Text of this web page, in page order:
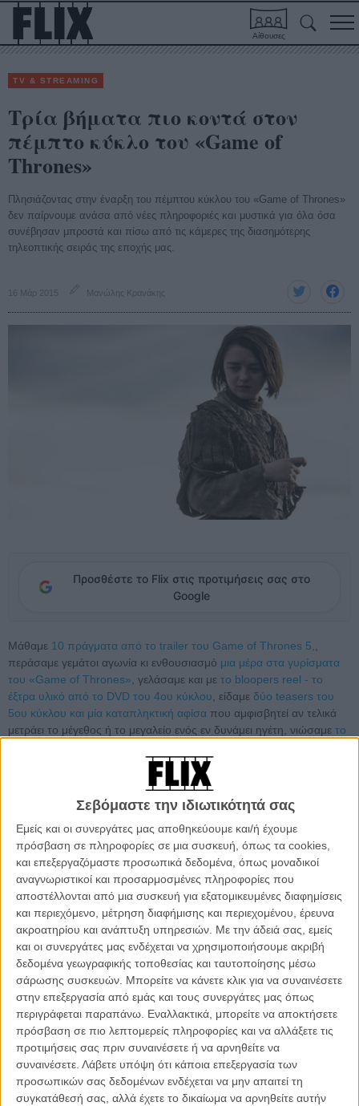
Σεβόμαστε την ιδιωτικότητά σας
Εμείς και οι συνεργάτες μας αποθηκεύουμε και/ή έχουμε
πρόσβαση σε πληροφορίες σε μια συσκευή, όπως τα cookies,
και επεξεργαζόμαστε προσωπικά δεδομένα, όπως μοναδικοί
αναγνωριστικοί και προσαρμοσμένες πληροφορίες που
αποστέλλονται από μια συσκευή για εξατομικευμένες διαφημίσεις
και περιεχόμενο, μέτρηση διαφήμισης και περιεχομένου, έρευνα
ακροατηρίου και ανάπτυξη υπηρεσιών. Με την άδειά σας, εμείς
και οι συνεργάτες μας ενδέχεται να χρησιμοποιήσουμε ακριβή
δεδομένα γεωγραφικής τοποθεσίας και ταυτοποίησης μέσω
σάρωσης συσκευών. Μπορείτε να κάνετε κλικ για να συναινέσετε
στην επεξεργασία από εμάς και τους συνεργάτες μας όπως
περιγράφεται παραπάνω. Εναλλακτικά, μπορείτε να αποκτήσετε
πρόσβαση σε πιο λεπτομερείς πληροφορίες και να αλλάξετε τις
προτιμήσεις σας πριν συναινέσετε ή να αρνηθείτε να
συναινέσετε. Λάβετε υπόψη ότι κάποια επεξεργασία των
προσωπικών σας δεδομένων ενδέχεται να μην απαιτεί τη
συγκατάθεσή σας, αλλά έχετε το δικαίωμα να αρνηθείτε αυτήν
Αίθουσες
TV & STREAMING
Τρία βήματα πιο κοντά στον
πέμπτο κύκλο του «Game of
Thrones»
Πλησιάζοντας στην έναρξη του πέμπτου κύκλου του «Game of Thrones»
δεν παίρνουμε ανάσα από νέες πληροφοριές και μυστικά για όλα όσα
συνέβησαν μπροστά και πίσω από τις κάμερες της διασημότερης
τηλεοπτικής σειράς της εποχής μας.
16 Μάρ 2015 Μανώλης Κρανάκης
Προσθέστε το Flix στις προτιμήσεις σας στο
Google
Μάθαμε 10 πράγματα από το trailer του Game of Thrones 5,
περάσαμε γεμάτοι αγωνία κι ενθουσιασμό μια μέρα στα γυρίσματα
του «Game of Thrones» , γελάσαμε και με το bloopers reel - το
έξτρα υλικό από το DVD του 4ου κύκλου , είδαμε δύο teasers του
5ου κύκλου και μία καταπληκτική αφίσα που αμφισβητεί αν τελικά
μετράει το μέγεθος ή το μεγαλείο ενός εν δυνάμει ηγέτη, νιώσαμε το
απολαύσαμε μια extender εκδοχή του τρέιλερ
που είναι ό,τι πιο κοντινό είδαμε ποτέ στον πέμπτο κύκλο,
με την προσπάθεια του καστ να συνοψίσει τη σειρά σε 30
δευτερόλεπτακαιδιαβάσαμε με αγωνία τι ακριβώς φέρνει το μέλλον
για το μεγάλο... φινάλετου «Game of Thrones».
Πλησιάζοντας ακόμη περισσότερο στην έναρξη του πέμπτου
κύκλου του «Game of Thrones» στις 12 Απριλίου (ανήμερα
Κυριακής του Πάσχα για την Ελλάδα), το HBO προσφέρει μερικές
ακόμη δόσεις γνωριμίας με όλα όσα θα συναντήσουμε εκεί.